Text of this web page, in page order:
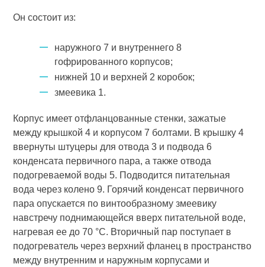
Он состоит из:
наружного 7 и внутреннего 8
гофрированного корпусов;
нижней 10 и верхней 2 коробок;
змеевика 1.
Корпус имеет отфланцованные стенки, зажатые
между крышкой 4 и корпусом 7 болтами. В крышку 4
ввернуты штуцеры для отвода 3 и подвода 6
конденсата первичного пара, а также отвода
подогреваемой воды 5. Подводится питательная
вода через колено 9. Горячий конденсат первичного
пара опускается по винтообразному змеевику
навстречу поднимающейся вверх питательной воде,
нагревая ее до 70 °С. Вторичный пар поступает в
подогреватель через верхний фланец в пространство
между внутренним и наружным корпусами и